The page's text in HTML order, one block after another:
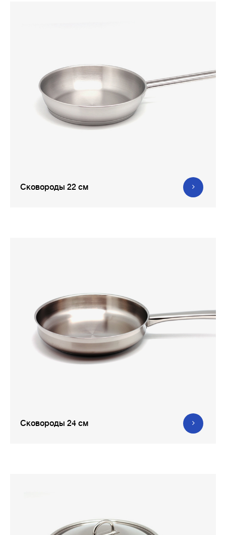
Сковороды 22 см
Сковороды 24 см